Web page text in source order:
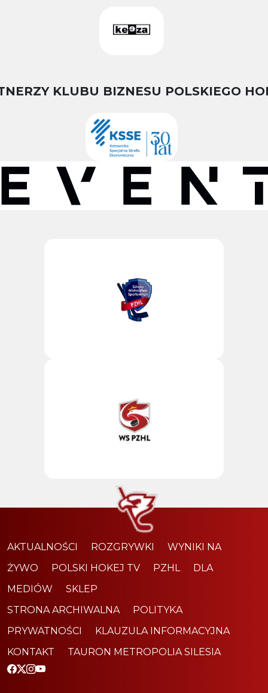
KLUBU BIZNESU POLSKIEGO
AKTUALNOŚCI ROZGRYWKI
WYNIKI NA
ŻYWO
POLSKI HOKEJ TV PZHL
DLA
MEDIÓW
SKLEP
STRONA ARCHIWALNA
POLITYKA
PRYWATNOŚCI
KLAUZULA INFORMACYJNA
KONTAKT
TAURON METROPOLIA SILESIA